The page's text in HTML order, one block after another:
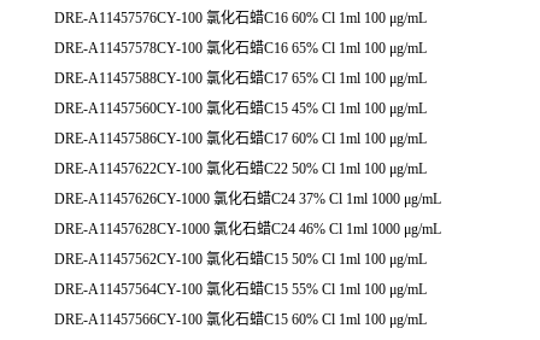
DRE-A11457576CY-100 氯化石蜡C16 60% Cl 1ml 100 μg/mL
DRE-A11457578CY-100 氯化石蜡C16 65% Cl 1ml 100 μg/mL
DRE-A11457588CY-100 氯化石蜡C17 65% Cl 1ml 100 μg/mL
DRE-A11457560CY-100 氯化石蜡C15 45% Cl 1ml 100 μg/mL
DRE-A11457586CY-100 氯化石蜡C17 60% Cl 1ml 100 μg/mL
DRE-A11457622CY-100 氯化石蜡C22 50% Cl 1ml 100 μg/mL
DRE-A11457626CY-1000 氯化石蜡C24 37% Cl 1ml 1000 μg/mL
DRE-A11457628CY-1000 氯化石蜡C24 46% Cl 1ml 1000 μg/mL
DRE-A11457562CY-100 氯化石蜡C15 50% Cl 1ml 100 μg/mL
DRE-A11457564CY-100 氯化石蜡C15 55% Cl 1ml 100 μg/mL
DRE-A11457566CY-100 氯化石蜡C15 60% Cl 1ml 100 μg/mL